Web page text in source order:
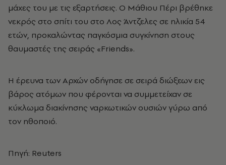
μάχες του με τις εξαρτήσεις. Ο Μάθιου Πέρι βρέθηκε
νεκρός στο σπίτι του στο Λος Άντζελες σε ηλικία 54
ετών, προκαλώντας παγκόσμια συγκίνηση στους
θαυμαστές της σειράς «Friends».
Η έρευνα των Αρχών οδήγησε σε σειρά διώξεων εις
βάρος ατόμων που φέρονται να συμμετείχαν σε
κύκλωμα διακίνησης ναρκωτικών ουσιών γύρω από
τον ηθοποιό.
Πηγή: Reuters